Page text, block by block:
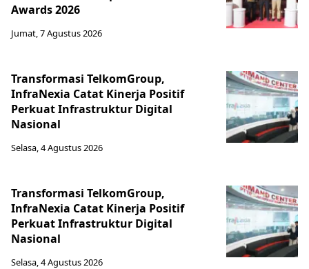
Awards 2026
Jumat, 7 Agustus 2026
Transformasi TelkomGroup,
InfraNexia Catat Kinerja Positif
Perkuat Infrastruktur Digital
Nasional
Selasa, 4 Agustus 2026
Transformasi TelkomGroup,
InfraNexia Catat Kinerja Positif
Perkuat Infrastruktur Digital
Nasional
Selasa, 4 Agustus 2026